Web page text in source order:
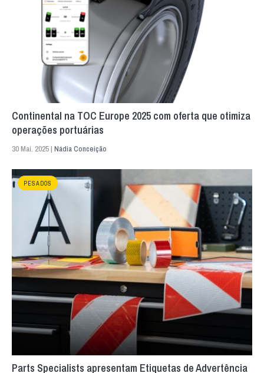
Continental na TOC Europe 2025 com oferta que otimiza
operações portuárias
30 Mai. 2025 | Nádia Conceição
PESADOS
Parts Specialists apresentam Etiquetas de Advertência